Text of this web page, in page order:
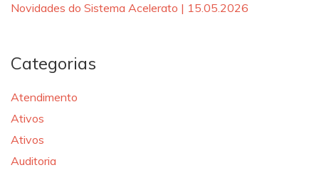
Novidades do Sistema Acelerato | 15.05.2026
Categorias
Atendimento
Ativos
Ativos
Auditoria